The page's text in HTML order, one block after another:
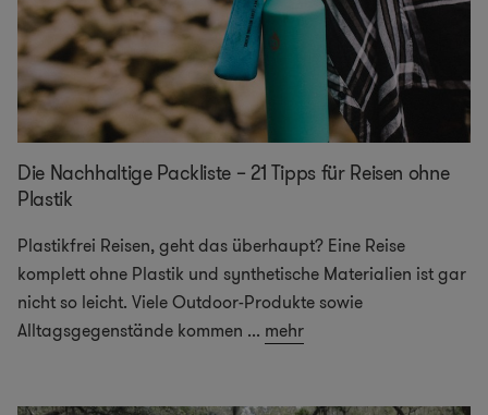
Die Nachhaltige Packliste – 21 Tipps für Reisen ohne
Plastik
Plastikfrei Reisen, geht das überhaupt? Eine Reise
komplett ohne Plastik und synthetische Materialien ist gar
nicht so leicht. Viele Outdoor-Produkte sowie
Alltagsgegenstände kommen ... mehr